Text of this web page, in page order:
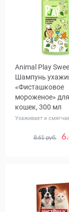
Animal Play
Шампунь
«Фисташковое
мороженое»
кошек, 300 мл
Ухаживает и
8.61 руб.